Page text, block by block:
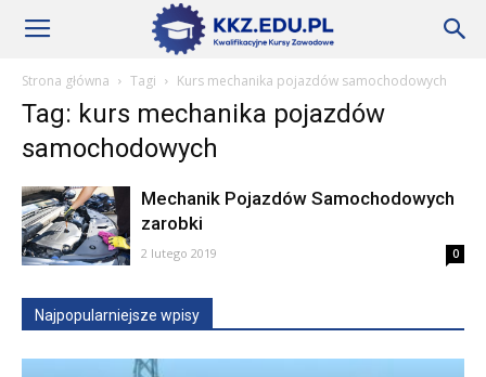
Szkoły
KKZ
Aktualności
Strona główna Tagi Kurs mechanika pojazdów samochodowych
Tag: kurs mechanika pojazdów
samochodowych
Mechanik Pojazdów Samochodowych
zarobki
2 lutego 2019 0
Najpopularniejsze wpisy